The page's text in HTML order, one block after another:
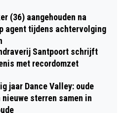
(36) aangehouden na
agent tijdens achtervolging
Santpoort schrijft
met recordomzet
jaar Dance Valley: oude
nieuwe sterren samen in